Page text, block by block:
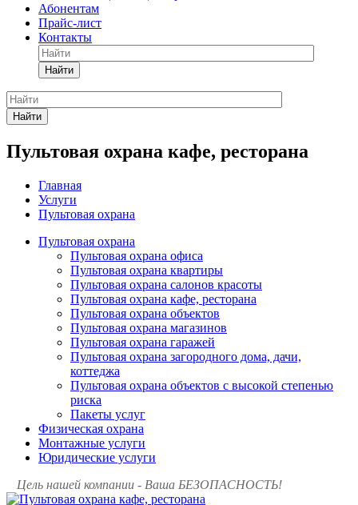
Абонентам
Прайс-лист
Контакты
Найти
Найти
Пультовая охрана кафе, ресторана
Главная
Услуги
Пультовая охрана
Пультовая охрана
Пультовая охрана офиса
Пультовая охрана квартиры
Пультовая охрана салонов красоты
Пультовая охрана кафе, ресторана
Пультовая охрана объектов
Пультовая охрана магазинов
Пультовая охрана гаражей
Пультовая охрана загородного дома, дачи,
коттеджа
Пультовая охрана объектов с высокой степенью
риска
Пакеты услуг
Физическая охрана
Монтажные услуги
Юридические услуги
Цель нашей компании - Ваша БЕЗОПАСНОСТЬ!